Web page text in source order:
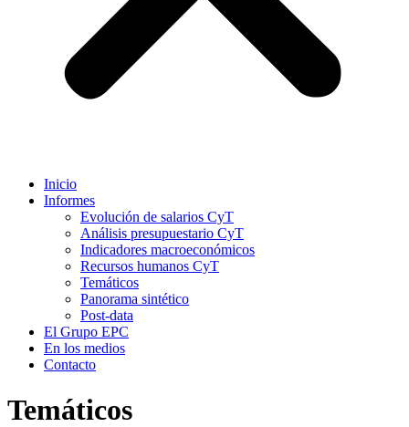
Inicio
Informes
Evolución de salarios CyT
Análisis presupuestario CyT
Indicadores macroeconómicos
Recursos humanos CyT
Temáticos
Panorama sintético
Post-data
El Grupo EPC
En los medios
Contacto
Temáticos